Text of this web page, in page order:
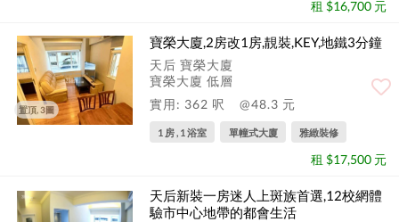
租 $16,700 元
置頂, 3圖
寶榮大廈,2房改1房,靚裝,KEY,地鐵3分鐘
天后 寶榮大廈
寶榮大廈 低層
實用: 362 呎
@48.3 元
1 房 , 1 浴室 單幢式大廈 雅緻裝修
租 $17,500 元
天后新裝一房迷人上斑族首選,12校網體
驗市中心地帶的都會生活